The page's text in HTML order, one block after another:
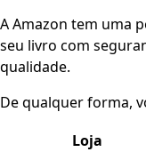
A Amazon tem uma
seu livro com
qualidade.
De qualquer forma,
Loja